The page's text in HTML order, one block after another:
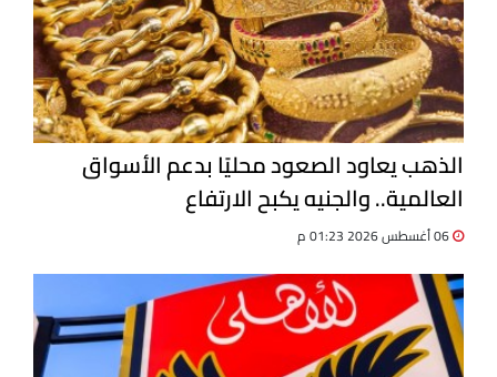
الذهب يعاود الصعود محليًا بدعم الأسواق
العالمية.. والجنيه يكبح الارتفاع